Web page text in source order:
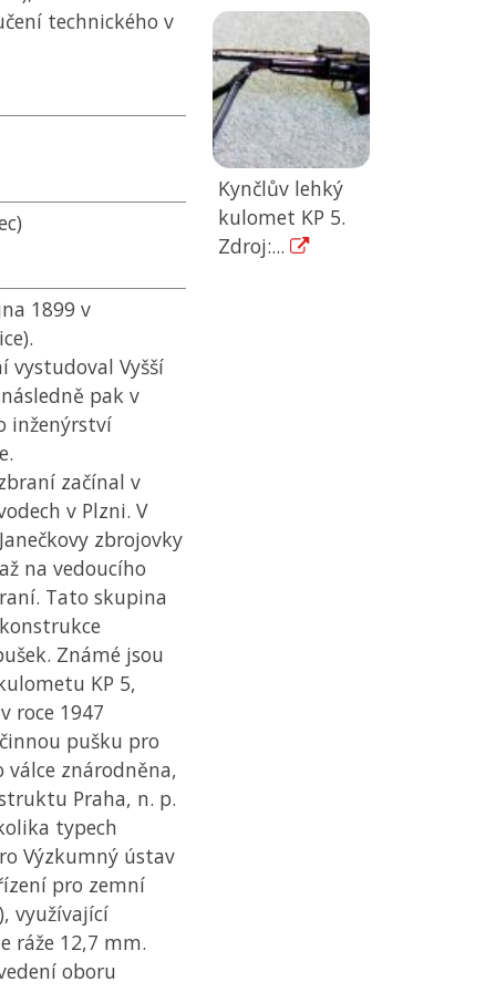
technického v
1899 v
vystudoval Vyšší
pak v
inženýrství
začínal v
v Plzni. V
zbrojovky
na vedoucího
Tato skupina
Známé jsou
KP 5,
roce 1947
pušku pro
válce znárodněna,
Praha, n. p.
typech
Výzkumný ústav
pro zemní
využívající
ráže 12,7 mm.
oboru
Kynčlův lehký
kulomet KP 5.
Zdroj:...